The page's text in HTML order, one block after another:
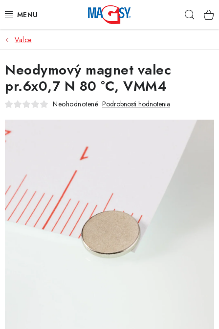
na
HLAVNÉ KATEGÓRIE
MAGNETICKÉ POMÔCKY
PRIEMYSELNÉ MAGNETY
OSTATNÉ MAGNETY
NEREZOVÉ MATERIÁLY
Obchodné podmienky
Ochrana osobných údajov
Kontakt
Valce
Neodymový magnet valec
pr.6x0,7 N 80 °C, VMM4
Neohodnotené Podrobnosti hodnotenia